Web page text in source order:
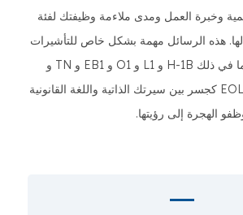
وخبرة العمل ومدى ملاءمة وظيفتك لفئة
لها. هذه الرسائل مهمة بشكل خاص للتأشيرات
المتعلقة بالأعمال، بما في ذلك H-1B و L1 و O1 و EB1 و TN و
EB2 و NIW. يعمل EOL كجسر بين سيرتك الذاتية واللغة القانونية
الهجرة إلى رؤيتها.